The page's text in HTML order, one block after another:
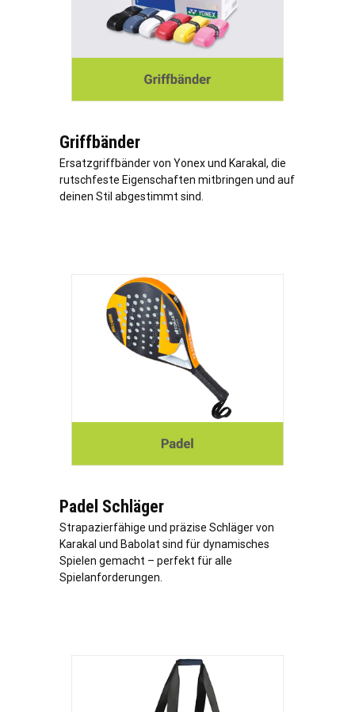
Griffbänder
Ersatzgriffbänder von Yonex und Karakal, die
rutschfeste Eigenschaften mitbringen und auf
deinen Stil abgestimmt sind.
Padel Schläger
Strapazierfähige und präzise Schläger von
Karakal und Babolat sind für dynamisches
Spielen gemacht – perfekt für alle
Spielanforderungen.